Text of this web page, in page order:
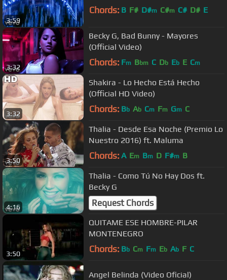
3:59
Chords: B F# D#m C#m C# D# E
3:32
Becky G, Bad Bunny - Mayores
(Official Video)
Chords: Fm Bbm C Db Eb E Cm
3:32
Shakira - Lo Hecho Está Hecho
(Official HD Video)
Chords: Bb Ab Cm Fm Gm C
3:50
Thalia - Desde Esa Noche (Premio Lo
Nuestro 2016) ft. Maluma
Chords: A Em Bm D F#m B
4:16
Thalia - Como Tú No Hay Dos ft.
Becky G
Request Chords
3:50
QUITAME ESE HOMBRE-PILAR
MONTENEGRO
Chords: Bb Cm Fm Eb Ab F C
Angel Belinda (Video Oficial)